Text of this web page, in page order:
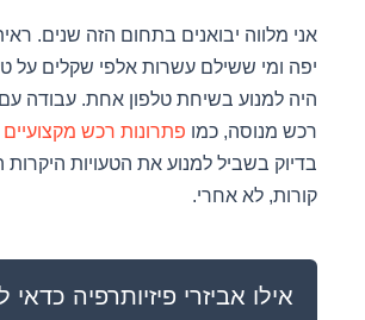
אני מלווה יבואנים בתחום הזה שנים.
יפה ומי ששילם עשרות אלפי שקלים על
היה למנוע בשיחת טלפון אחת. עבודה
רכש מנוסה, כמו פתרונות רכש מקצועיים
בדיוק בשביל למנוע את הטעויות היקרות
קורות, לא אחרי.
אילו אביזרי פיזיותרפיה כדאי